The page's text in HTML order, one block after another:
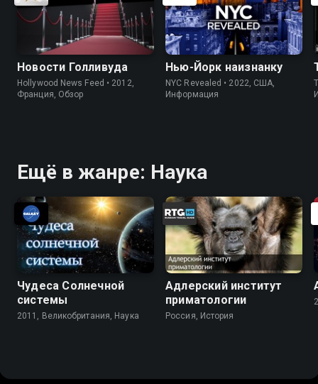
Новости Голливуда
Hollywood News Feed • 2012,
Франция, Обзор
Нью-Йорк наизнанку
NYC Revealed • 2022, США,
Информация
Ещё в жанре: Наука
Чудеса Солнечной
системы
2011, Великобритания, Наука
Адлерский институт
приматологии
Россия, История